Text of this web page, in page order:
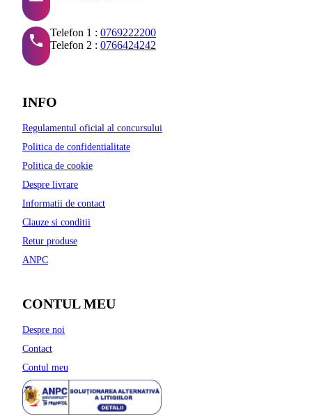
Telefon 1 : 0769222200
Telefon 2 : 0766424242
INFO
Regulamentul oficial al concursului
Politica de confidentialitate
Politica de cookie
Despre livrare
Informatii de contact
Clauze si conditii
Retur produse
ANPC
CONTUL MEU
Despre noi
Contact
Contul meu